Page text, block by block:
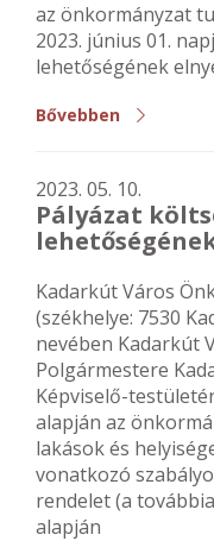
az önkormányzat
2023. június 01.
lehetőségének
Bővebben
2023. 05. 10.
Pályázat
Kadarkút Város
(székhelye: 7530
nevében Kadarkút
Polgármestere
Képviselő-
alapján az
lakások és
vonatkozó
rendelet (a
alapján